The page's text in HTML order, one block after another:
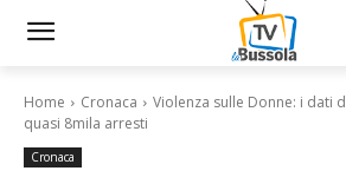
Home Cronaca
Violenza sulle Donne: i dati
quasi 8mila arresti
Cronaca